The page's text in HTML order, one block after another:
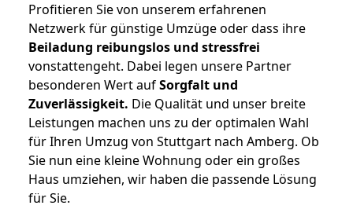
Profitieren Sie von unserem erfahrenen
Netzwerk für günstige Umzüge oder dass ihre
Beiladung reibungslos und stressfrei
vonstattengeht. Dabei legen unsere Partner
besonderen Wert aufSorgfalt und
Zuverlässigkeit. Die Qualität und unser breite
Leistungen machen uns zu der optimalen Wahl
für Ihren Umzug von Stuttgart nach Amberg. Ob
Sie nun eine kleine Wohnung oder ein großes
Haus umziehen, wir haben die passende Lösung
für Sie.